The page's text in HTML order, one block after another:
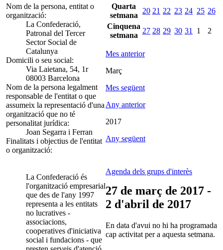
Nom de la persona, entitat o
organització:
La Confederació,
Patronal del Tercer
Sector Social de
Catalunya
Domicili o seu social:
Via Laietana, 54, 1r
08003 Barcelona
Nom de la persona legalment
responsable de l'entitat o que
assumeix la representació d'una
organització que no té
personalitat jurídica:
Joan Segarra i Ferran
Finalitats i objectius de l'entitat
o organització:
La Confederació és
l'organització empresarial
que des de l'any 1997
representa a les entitats
no lucratives -
associacions,
cooperatives d'iniciativa
social i fundacions - que
Quarta
setmana
20 21 22 23 24 25 26
Cinquena
setmana
27 28 29 30 31 1 2
Mes anterior
Març
Mes següent
Any anterior
2017
Any següent
Agenda dels grups d'interès
27 de març de 2017 -
2 d'abril de 2017
En data d'avui no hi ha programada
cap activitat per a aquesta setmana.